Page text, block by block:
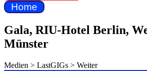
Home
Gala, RIU-Hotel Berlin,
Münster
Medien > LastGIGs > Weiter